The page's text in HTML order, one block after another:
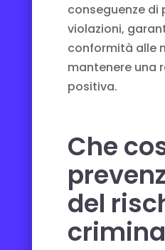
conseguenze di
violazioni,
conformità alle
mantenere una
positiva.
Che
del